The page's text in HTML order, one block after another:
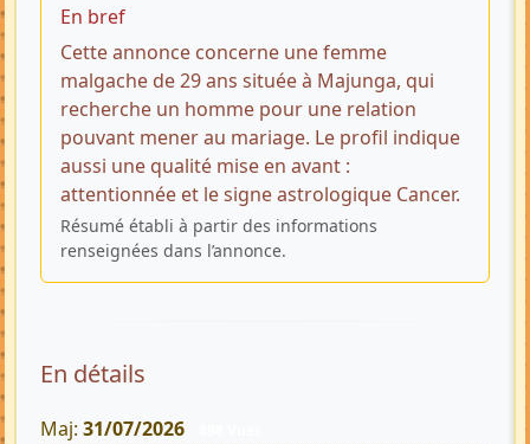
En bref
Cette annonce concerne une femme
malgache de 29 ans située à Majunga, qui
recherche un homme pour une relation
pouvant mener au mariage. Le profil indique
aussi une qualité mise en avant :
attentionnée et le signe astrologique Cancer.
Résumé établi à partir des informations
renseignées dans l’annonce.
En détails
Maj: 31/07/2026